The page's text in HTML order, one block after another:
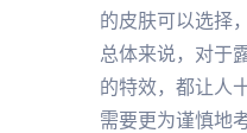
的皮肤可以选择
总体来说，对于
的特效，都让人
需要更为谨慎地